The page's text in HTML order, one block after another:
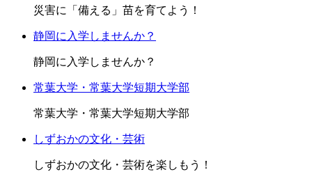
災害に「備える」苗を育てよう！
静岡に入学しませんか？
静岡に入学しませんか？
常葉大学・常葉大学短期大学部
常葉大学・常葉大学短期大学部
しずおかの文化・芸術
しずおかの文化・芸術を楽しもう！